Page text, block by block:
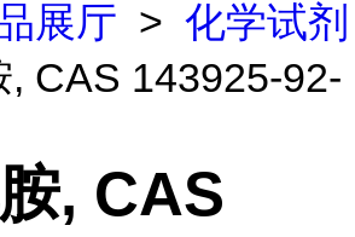
展厅 > 化学试剂
, CAS 143925-92-
, CAS